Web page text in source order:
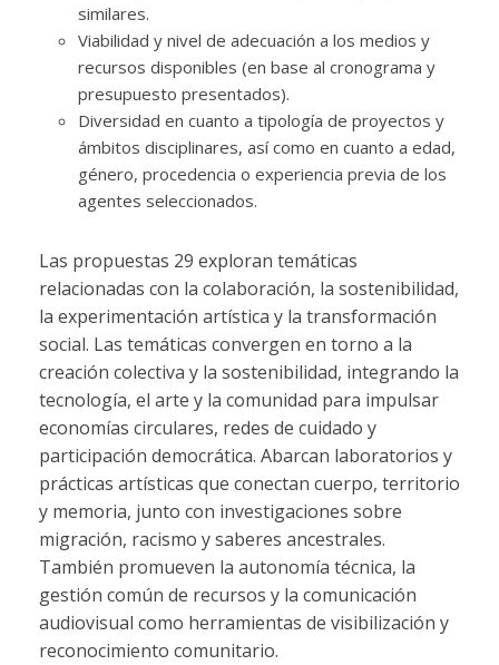
similares.
Viabilidad y nivel de adecuación a los medios y
recursos disponibles (en base al cronograma y
presupuesto presentados).
Diversidad en cuanto a tipología de proyectos y
ámbitos disciplinares, así como en cuanto a edad,
género, procedencia o experiencia previa de los
agentes seleccionados.
Las propuestas 29 exploran temáticas
relacionadas con la colaboración, la sostenibilidad,
la experimentación artística y la transformación
social. Las temáticas convergen en torno a la
creación colectiva y la sostenibilidad, integrando la
tecnología, el arte y la comunidad para impulsar
economías circulares, redes de cuidado y
participación democrática. Abarcan laboratorios y
prácticas artísticas que conectan cuerpo, territorio
y memoria, junto con investigaciones sobre
migración, racismo y saberes ancestrales.
También promueven la autonomía técnica, la
gestión común de recursos y la comunicación
audiovisual como herramientas de visibilización y
reconocimiento comunitario.